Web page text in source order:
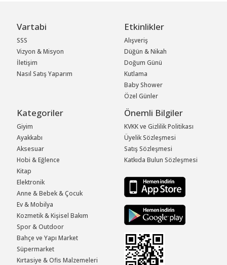
Vartabi
SSS
Vizyon & Misyon
İletişim
Nasıl Satış Yaparım
Etkinlikler
Alışveriş
Düğün & Nikah
Doğum Günü
Kutlama
Baby Shower
Özel Günler
Kategoriler
Giyim
Ayakkabı
Aksesuar
Hobi & Eğlence
Kitap
Elektronik
Anne & Bebek & Çocuk
Ev & Mobilya
Kozmetik & Kişisel Bakım
Spor & Outdoor
Bahçe ve Yapı Market
Süpermarket
Kırtasiye & Ofis Malzemeleri
Önemli Bilgiler
KVKK ve Gizlilik Politikası
Üyelik Sözleşmesi
Satış Sözleşmesi
Katkıda Bulun Sözleşmesi